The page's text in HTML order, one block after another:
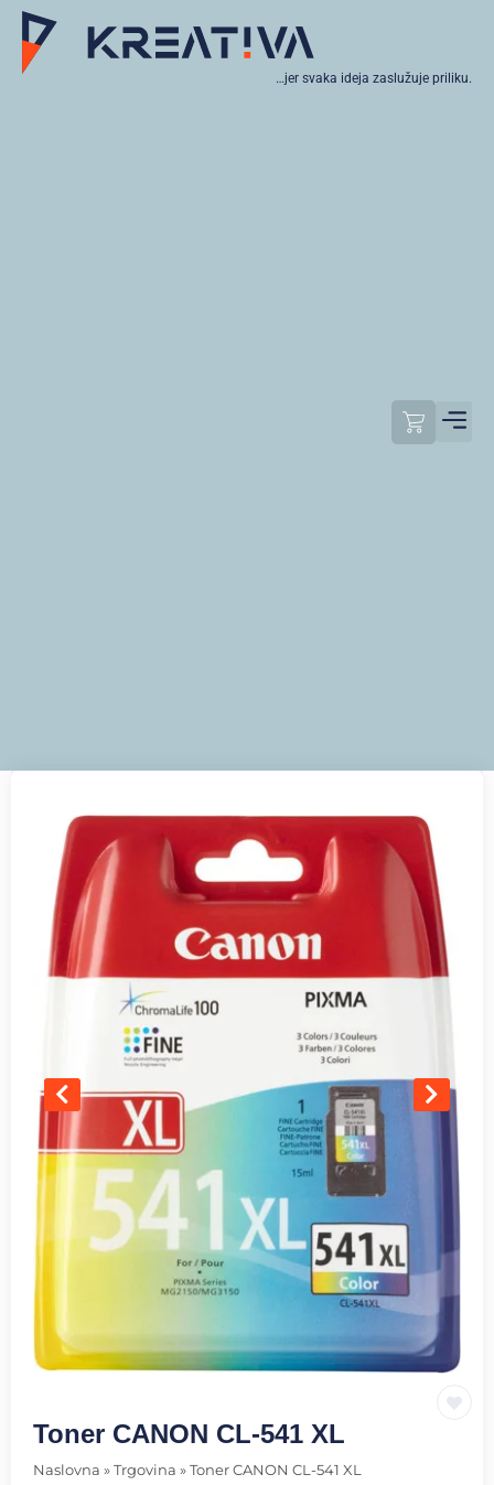
…jer svaka ideja zaslužuje priliku.
Toner CANON CL-541 XL
Naslovna » Trgovina » Toner CANON CL-541 XL